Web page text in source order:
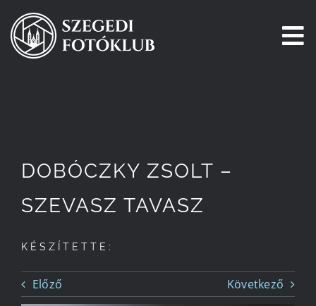
Kihagyás
Pályázatok
DOBÓCZKY ZSOLT –
SZEVASZ TAVASZ
KÉSZÍTETTE:
Előző Következő